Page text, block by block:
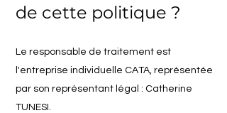
de cette politique ?
Le responsable de traitement est
l'entreprise individuelle CATA, représentée
par son représentant légal : Catherine
TUNESI.